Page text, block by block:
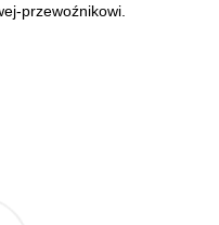
przewoźnikowi.